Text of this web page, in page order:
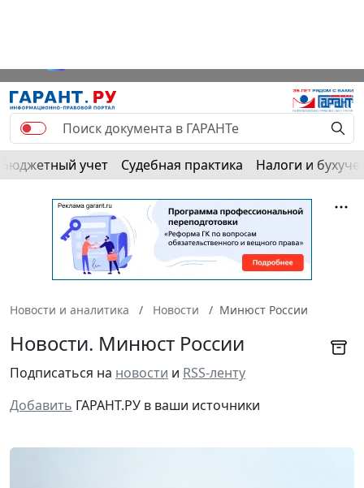
Бюджетный учет Судебная практика Налоги и